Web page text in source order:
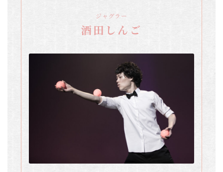
ジャグラー
酒田しんご